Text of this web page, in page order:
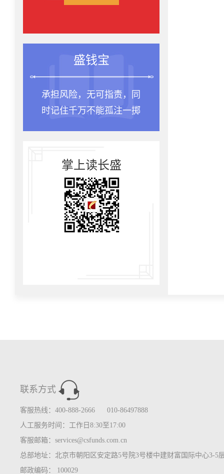
盛钱宝
承担风险，无可指责，同
时记住千万不能孤注一掷
掌上读长盛
联系方式
客服热线：400-888-2666 010-86497888
人工服务时间：工作日8:30至17:00
客服邮箱：services@csfunds.com.cn
总部地址：北京市朝阳区安定路5号院3号楼中建财富国际中心3-5
邮政编码： 100029